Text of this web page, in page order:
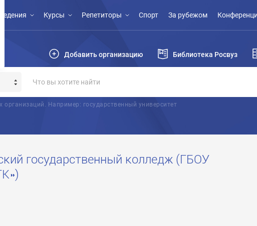
Курсы Репетиторы Спорт За рубежом
Добавить организацию Библиотека Росвуз
организаций. Например: государственный университет
государственный колледж (ГБОУ